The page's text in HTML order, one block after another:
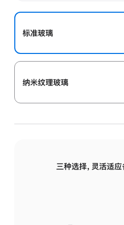
标准玻璃
纳米纹理玻璃
三种选择，灵活适应